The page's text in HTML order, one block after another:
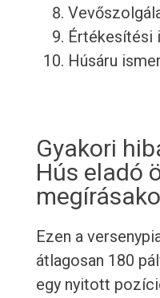
Értékesítési
Húsáru
Gyakori
Hús eladó
Ezen a
átlagosan 180
egy nyitott